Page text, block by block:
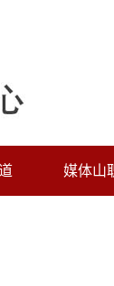
媒体山